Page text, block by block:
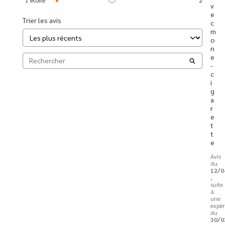
Trier les avis
v
e
c
m
o
n
e
-
c
i
g
a
r
e
t
t
e
Avis
du
12/
,
suite
à
une
du
30/